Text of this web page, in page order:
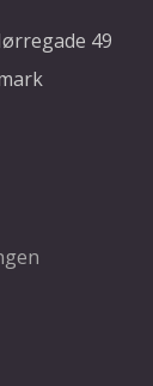
49